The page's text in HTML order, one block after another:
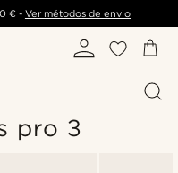
€- Ver métodos de envio
pro 3